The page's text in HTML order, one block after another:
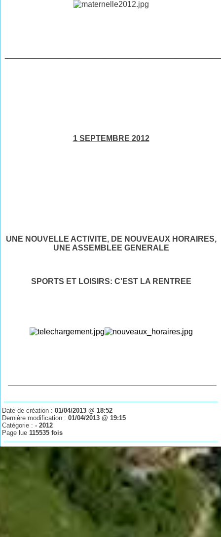
1 SEPTEMBRE 2012
UNE NOUVELLE ACTIVITE, DE NOUVEAUX HORAIRES,
UNE ASSEMBLEE GENERALE
SPORTS ET LOISIRS: C'EST LA RENTREE
Date de création :01/04/2013 @ 18:52
Dernière modification :01/04/2013 @ 19:15
Catégorie :- 2012
Page lue115535 fois